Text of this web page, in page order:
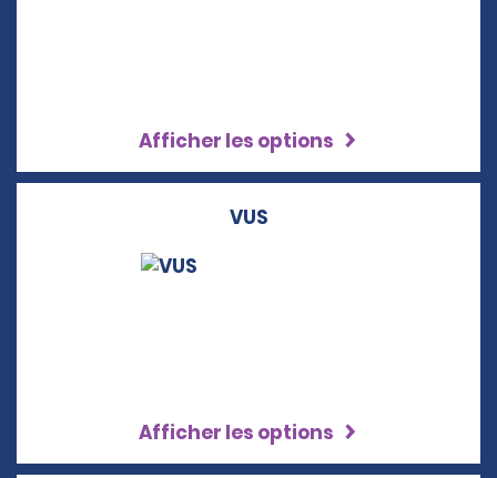
Afficher les options
VUS
Afficher les options